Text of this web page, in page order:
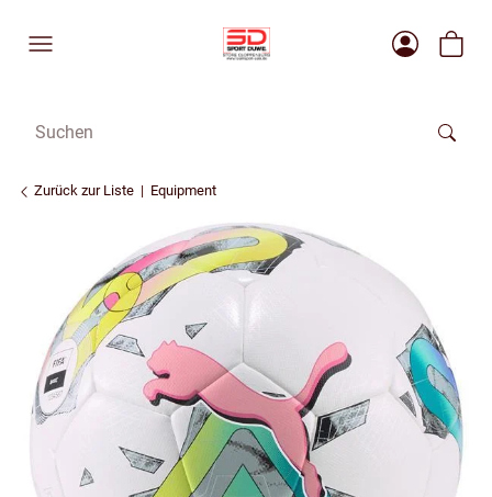
Zurück zur Liste Equipment